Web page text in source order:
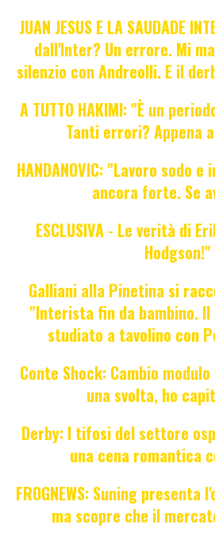
JUAN JESUS E LA SAUDADE
dall'Inter? Un errore. Mi
silenzio con Andreolli. E il
A TUTTO HAKIMI: "È un
Tanti errori? Appena
HANDANOVIC: "Lavoro sodo
ancora forte. Se
ESCLUSIVA - Le verità di
Hodgson!"
Galliani alla Pinetina si
"Interista fin da bambino. Il
studiato a tavolino con
Conte Shock: Cambio
una svolta, ho
Derby: I tifosi del settore
una cena romantica
FROGNEWS: Suning
ma scopre che il